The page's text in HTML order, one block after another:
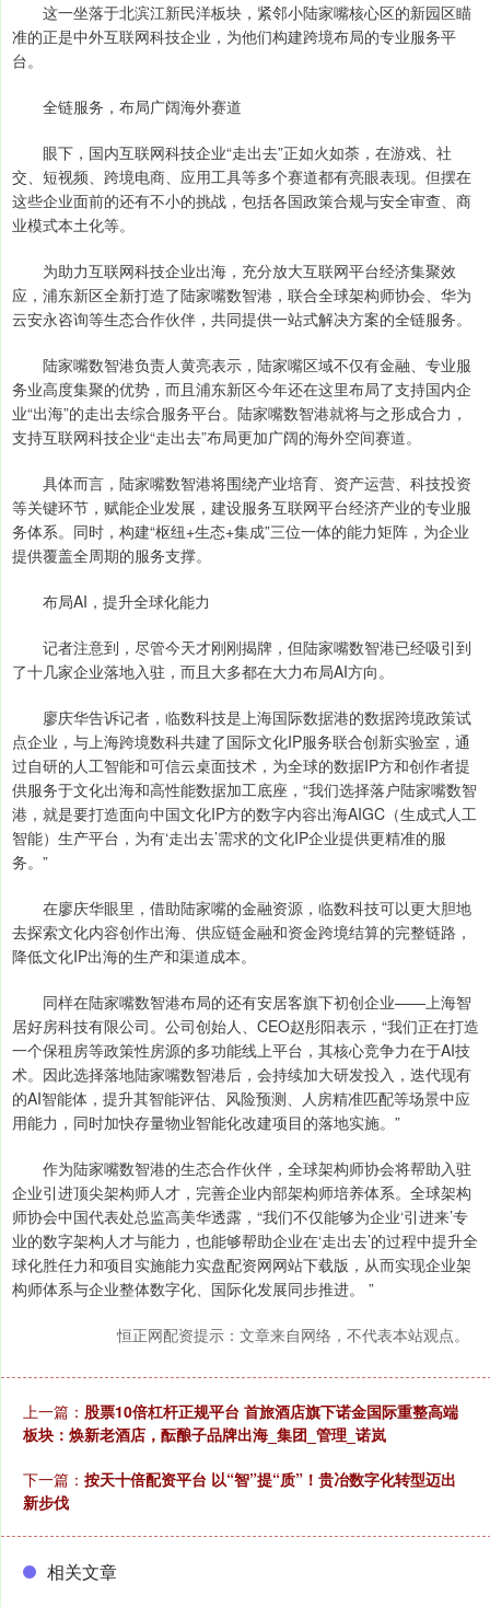
这一坐落于北滨江新民洋板块，紧邻小陆家嘴核心区的新园区瞄
准的正是中外互联网科技企业，为他们构建跨境布局的专业服务平
台。
全链服务，布局广阔海外赛道
眼下，国内互联网科技企业“走出去”正如火如荼，在游戏、社
交、短视频、跨境电商、应用工具等多个赛道都有亮眼表现。但摆在
这些企业面前的还有不小的挑战，包括各国政策合规与安全审查、商
业模式本土化等。
为助力互联网科技企业出海，充分放大互联网平台经济集聚效
应，浦东新区全新打造了陆家嘴数智港，联合全球架构师协会、华为
云安永咨询等生态合作伙伴，共同提供一站式解决方案的全链服务。
陆家嘴数智港负责人黄亮表示，陆家嘴区域不仅有金融、专业服
务业高度集聚的优势，而且浦东新区今年还在这里布局了支持国内企
业“出海”的走出去综合服务平台。陆家嘴数智港就将与之形成合力，
支持互联网科技企业“走出去”布局更加广阔的海外空间赛道。
具体而言，陆家嘴数智港将围绕产业培育、资产运营、科技投资
等关键环节，赋能企业发展，建设服务互联网平台经济产业的专业服
务体系。同时，构建“枢纽+生态+集成”三位一体的能力矩阵，为企业
提供覆盖全周期的服务支撑。
布局AI，提升全球化能力
记者注意到，尽管今天才刚刚揭牌，但陆家嘴数智港已经吸引到
了十几家企业落地入驻，而且大多都在大力布局AI方向。
廖庆华告诉记者，临数科技是上海国际数据港的数据跨境政策试
点企业，与上海跨境数科共建了国际文化IP服务联合创新实验室，通
过自研的人工智能和可信云桌面技术，为全球的数据IP方和创作者提
供服务于文化出海和高性能数据加工底座，“我们选择落户陆家嘴数智
港，就是要打造面向中国文化IP方的数字内容出海AIGC（生成式人工
智能）生产平台，为有‘走出去’需求的文化IP企业提供更精准的服
务。”
在廖庆华眼里，借助陆家嘴的金融资源，临数科技可以更大胆地
去探索文化内容创作出海、供应链金融和资金跨境结算的完整链路，
降低文化IP出海的生产和渠道成本。
同样在陆家嘴数智港布局的还有安居客旗下初创企业——上海智
居好房科技有限公司。公司创始人、CEO赵彤阳表示，“我们正在打造
一个保租房等政策性房源的多功能线上平台，其核心竞争力在于AI技
术。因此选择落地陆家嘴数智港后，会持续加大研发投入，迭代现有
的AI智能体，提升其智能评估、风险预测、人房精准匹配等场景中应
用能力，同时加快存量物业智能化改建项目的落地实施。”
作为陆家嘴数智港的生态合作伙伴，全球架构师协会将帮助入驻
企业引进顶尖架构师人才，完善企业内部架构师培养体系。全球架构
师协会中国代表处总监高美华透露，“我们不仅能够为企业‘引进来’专
业的数字架构人才与能力，也能够帮助企业在‘走出去’的过程中提升全
球化胜任力和项目实施能力实盘配资网网站下载版，从而实现企业架
构师体系与企业整体数字化、国际化发展同步推进。 ”
恒正网配资提示：文章来自网络，不代表本站观点。
上一篇： 股票10倍杠杆正规平台 首旅酒店旗下诺金国际重整高端
板块：焕新老酒店，酝酿子品牌出海_集团_管理_诺岚
下一篇： 按天十倍配资平台 以“智”提“质”！贵冶数字化转型迈出
新步伐
相关文章